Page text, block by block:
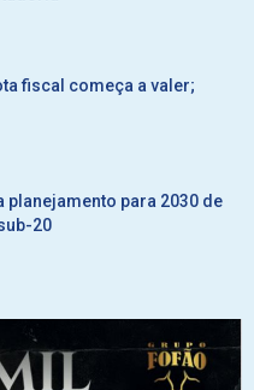
fiscal começa a valer;
planejamento para 2030 de
20